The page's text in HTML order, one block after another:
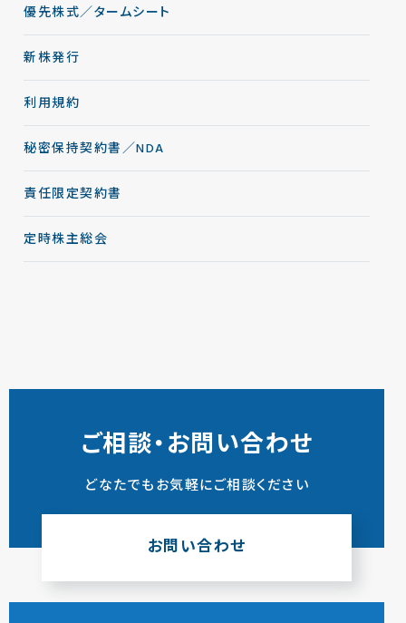
優先株式／タームシート
新株発行
利用規約
秘密保持契約書／NDA
責任限定契約書
定時株主総会
ご相談・お問い合わせ
どなたでもお気軽にご相談ください
お問い合わせ